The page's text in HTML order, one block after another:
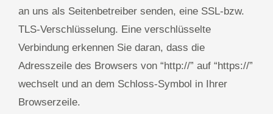
an uns als Seitenbetreiber senden, eine SSL-bzw.
TLS-Verschlüsselung. Eine verschlüsselte
Verbindung erkennen Sie daran, dass die
Adresszeile des Browsers von “http://” auf “https://”
wechselt und an dem Schloss-Symbol in Ihrer
Browserzeile.